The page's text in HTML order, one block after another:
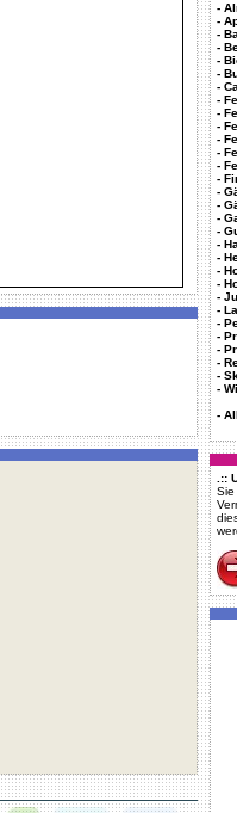
-
-
-
-
-
-
-
-
-
-
-
-
-
-
-
-
-
-
-
-
-
-
-
-
-
-
-
-
-
-
-
.::
Sie